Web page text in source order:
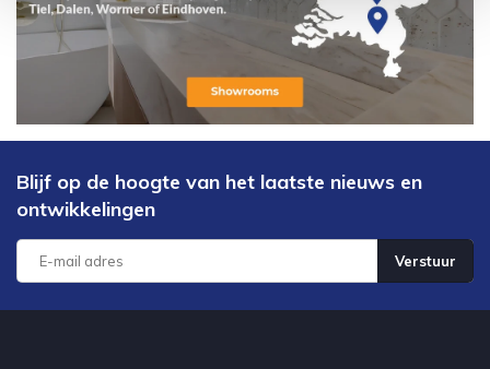
Blijf op de hoogte van het laatste nieuws en
ontwikkelingen
Verstuur